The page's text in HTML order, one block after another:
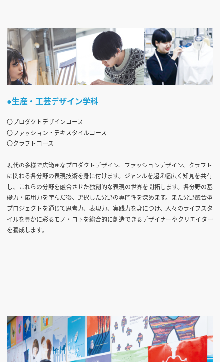
●生産・工芸デザイン学科
〇プロダクトデザインコース
〇ファッション・テキスタイルコース
〇クラフトコース
現代の多様で広範囲なプロダクトデザイン、ファッションデザイン、クラフト
に関わる各分野の表現技術を身に付けます。ジャンルを超え幅広く知見を共有
し、これらの分野を融合させた独創的な表現の世界を開拓します。各分野の基
礎力・応用力を学んだ後、選択した分野の専門性を深めます。また分野融合型
プロジェクトを通じて思考力、表現力、実践力を身につけ、人々のライフスタ
イルを豊かに彩るモノ・コトを総合的に創造できるデザイナーやクリエイター
を養成します。